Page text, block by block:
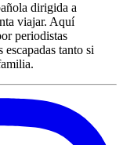
dirigida a
viajar. Aquí
periodistas
tanto si